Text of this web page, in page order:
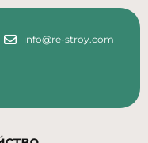
info@re-stroy.com